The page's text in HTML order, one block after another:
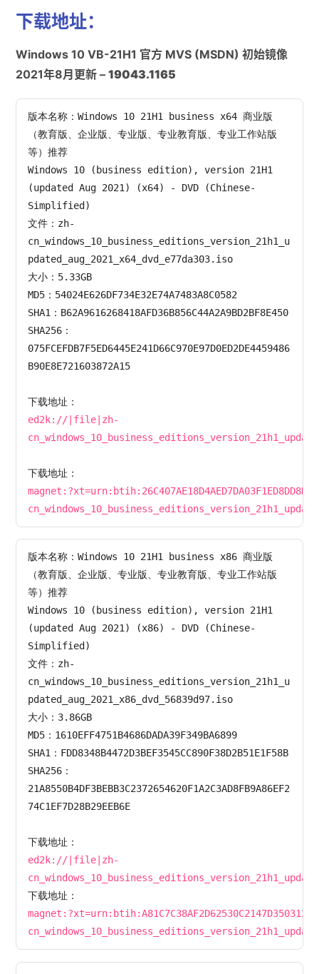
下载地址：
Windows 10 VB-21H1 官方 MVS (MSDN) 初始镜像
2021年8月更新 –19043.1165
版本名称：Windows 10 21H1 business x64 商业版
（教育版、企业版、专业版、专业教育版、专业工作站版
等）推荐
Windows 10 (business edition), version 21H1
(updated Aug 2021) (x64) - DVD (Chinese-
Simplified)
文件：zh-
cn_windows_10_business_editions_version_21h1_u
pdated_aug_2021_x64_dvd_e77da303.iso
大小：5.33GB
MD5：54024E626DF734E32E74A7483A8C0582
SHA1：B62A9616268418AFD36B856C44A2A9BD2BF8E450
SHA256：
075FCEFDB7F5ED6445E241D66C970E97D0ED2DE4459486
B90E8E721603872A15
ed2k://|file|zh-
下载地址：
版本名称：Windows 10 21H1 business x86 商业版
（教育版、企业版、专业版、专业教育版、专业工作站版
等）推荐
Windows 10 (business edition), version 21H1
(updated Aug 2021) (x86) - DVD (Chinese-
Simplified)
文件：zh-
cn_windows_10_business_editions_version_21h1_u
pdated_aug_2021_x86_dvd_56839d97.iso
大小：3.86GB
MD5：1610EFF4751B4686DADA39F349BA6899
SHA1：FDD8348B4472D3BEF3545CC890F38D2B51E1F58B
SHA256：
21A8550B4DF3BEBB3C2372654620F1A2C3AD8FB9A86EF2
74C1EF7D28B29EEB6E
ed2k://|file|zh-